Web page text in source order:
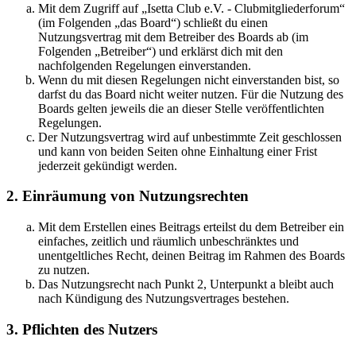
Mit dem Zugriff auf „Isetta Club e.V. - Clubmitgliederforum“
(im Folgenden „das Board“) schließt du einen
Nutzungsvertrag mit dem Betreiber des Boards ab (im
Folgenden „Betreiber“) und erklärst dich mit den
nachfolgenden Regelungen einverstanden.
Wenn du mit diesen Regelungen nicht einverstanden bist, so
darfst du das Board nicht weiter nutzen. Für die Nutzung des
Boards gelten jeweils die an dieser Stelle veröffentlichten
Regelungen.
Der Nutzungsvertrag wird auf unbestimmte Zeit geschlossen
und kann von beiden Seiten ohne Einhaltung einer Frist
jederzeit gekündigt werden.
2. Einräumung von Nutzungsrechten
Mit dem Erstellen eines Beitrags erteilst du dem Betreiber ein
einfaches, zeitlich und räumlich unbeschränktes und
unentgeltliches Recht, deinen Beitrag im Rahmen des Boards
zu nutzen.
Das Nutzungsrecht nach Punkt 2, Unterpunkt a bleibt auch
nach Kündigung des Nutzungsvertrages bestehen.
3. Pflichten des Nutzers